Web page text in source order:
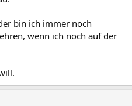
bin ich immer noch
wenn ich noch auf der